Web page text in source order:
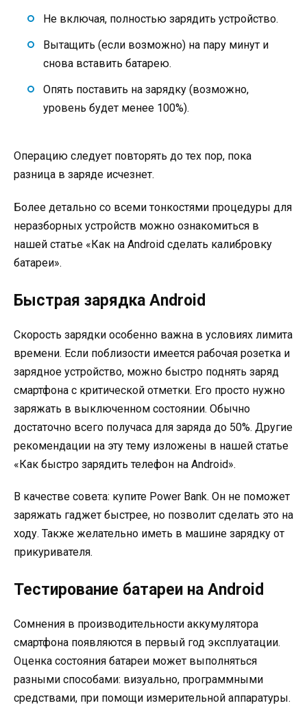
Не включая, полностью зарядить устройство.
Вытащить (если возможно) на пару минут и
снова вставить батарею.
Опять поставить на зарядку (возможно,
уровень будет менее 100%).
Операцию следует повторять до тех пор, пока
разница в заряде исчезнет.
Более детально со всеми тонкостями процедуры для
неразборных устройств можно ознакомиться в
нашей статье «Как на Android сделать калибровку
батареи».
Быстрая зарядка Android
Скорость зарядки особенно важна в условиях лимита
времени. Если поблизости имеется рабочая розетка и
зарядное устройство, можно быстро поднять заряд
смартфона с критической отметки. Его просто нужно
заряжать в выключенном состоянии. Обычно
достаточно всего получаса для заряда до 50%. Другие
рекомендации на эту тему изложены в нашей статье
«Как быстро зарядить телефон на Android».
В качестве совета: купите Power Bank. Он не поможет
заряжать гаджет быстрее, но позволит сделать это на
ходу. Также желательно иметь в машине зарядку от
прикуривателя.
Тестирование батареи на Android
Сомнения в производительности аккумулятора
смартфона появляются в первый год эксплуатации.
Оценка состояния батареи может выполняться
разными способами: визуально, программными
средствами, при помощи измерительной аппаратуры.